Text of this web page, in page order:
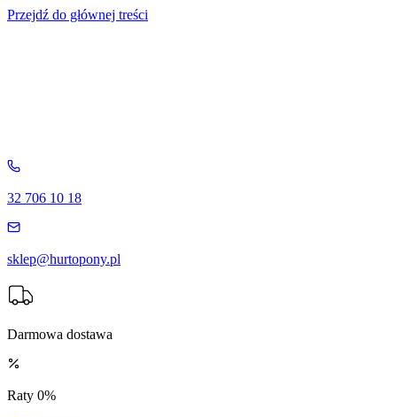
Przejdź do głównej treści
32 706 10 18
sklep@hurtopony.pl
Darmowa dostawa
Raty 0%